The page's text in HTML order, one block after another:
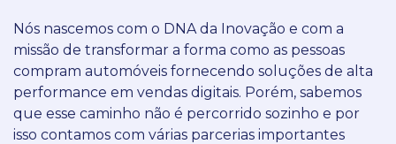
Nós nascemos com o DNA da Inovação e com a
missão de transformar a forma como as pessoas
compram automóveis fornecendo soluções de alta
performance em vendas digitais. Porém, sabemos
que esse caminho não é percorrido sozinho e por
isso contamos com várias parcerias importantes